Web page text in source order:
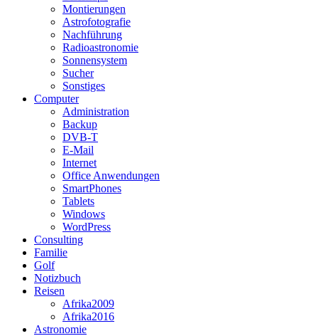
Montierungen
Astrofotografie
Nachführung
Radioastronomie
Sonnensystem
Sucher
Sonstiges
Computer
Administration
Backup
DVB-T
E-Mail
Internet
Office Anwendungen
SmartPhones
Tablets
Windows
WordPress
Consulting
Familie
Golf
Notizbuch
Reisen
Afrika2009
Afrika2016
Astronomie